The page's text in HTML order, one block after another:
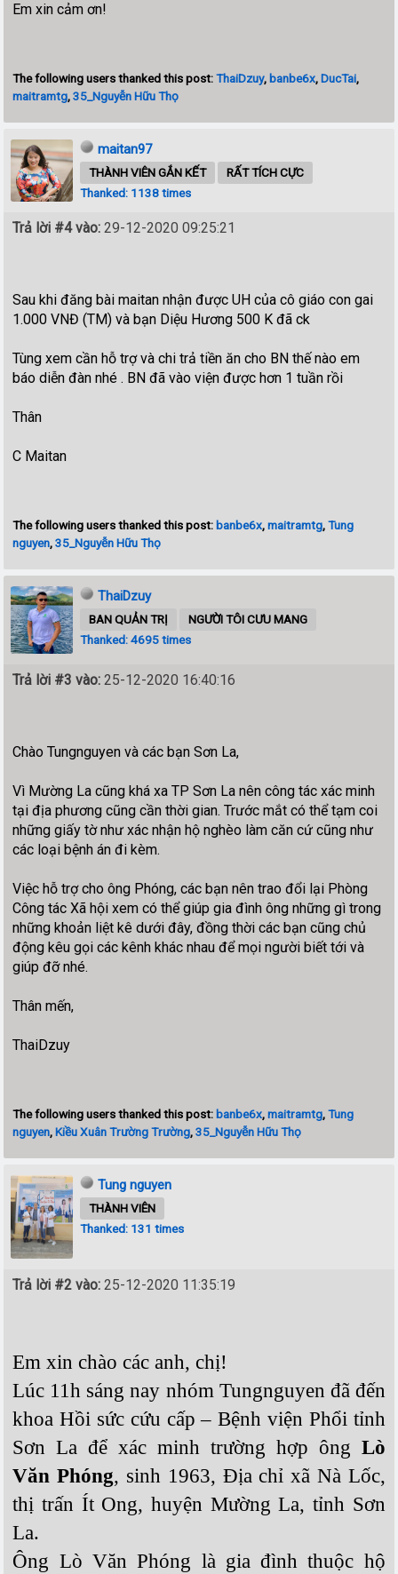
Em xin cảm ơn!
The following users thanked this post:ThaiDzuy, banbe6x,DucTai,
maitramtg,35_Nguyễn Hữu Thọ
maitan97
THÀNH VIÊN GẮN KẾT
RẤT TÍCH CỰC
Thanked: 1138 times
Trả lời #4 vào: 29-12-2020 09:25:21
Sau khi đăng bài maitan nhận được UH của cô giáo con gai
1.000 VNĐ (TM) và bạn Diệu Hương 500 K đã ck
Tùng xem cần hỗ trợ và chi trả tiền ăn cho BN thế nào em
báo diễn đàn nhé . BN đã vào viện được hơn 1 tuần rồi
Thân
C Maitan
The following users thanked this post: banbe6x,maitramtg,Tung
nguyen,35_Nguyễn Hữu Thọ
ThaiDzuy
BAN QUẢN TRỊ
NGƯỜI TÔI CƯU MANG
Thanked: 4695 times
Trả lời #3 vào: 25-12-2020 16:40:16
Chào Tungnguyen và các bạn Sơn La,
Vì Mường La cũng khá xa TP Sơn La nên công tác xác minh
tại địa phương cũng cần thời gian. Trước mắt có thể tạm coi
những giấy tờ như xác nhận hộ nghèo làm căn cứ cũng như
các loại bệnh án đi kèm.
Việc hỗ trợ cho ông Phóng, các bạn nên trao đổi lại Phòng
Công tác Xã hội xem có thể giúp gia đình ông những gì trong
những khoản liệt kê dưới đây, đồng thời các bạn cũng chủ
động kêu gọi các kênh khác nhau để mọi người biết tới và
giúp đỡ nhé.
Thân mến,
ThaiDzuy
The following users thanked this post: banbe6x,maitramtg,Tung
nguyen,Kiều Xuân Trường Trường,35_Nguyễn Hữu Thọ
Tung nguyen
THÀNH VIÊN
Thanked: 131 times
Trả lời #2 vào: 25-12-2020 11:35:19
Em xin chào các anh, chị!
Lúc 11h sáng nay nhóm Tungnguyen đã đến
khoa Hồi sức cứu cấp – Bệnh viện Phổi tỉnh
Sơn La để xác minh trường hợp ông Lò
Văn Phóng, sinh 1963, Địa chỉ xã Nà Lốc,
thị trấn Ít Ong, huyện Mường La, tỉnh Sơn
La.
Ông Lò Văn Phóng là gia đình thuộc hộ